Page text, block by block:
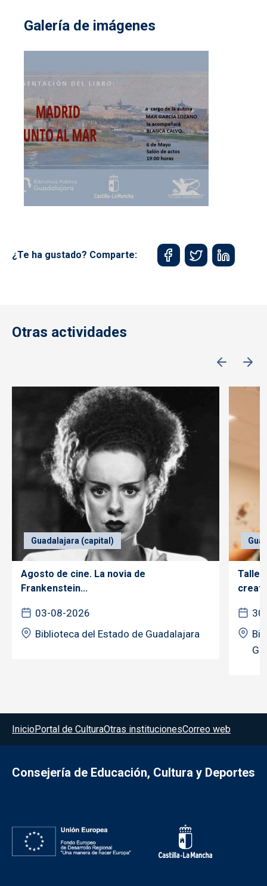
Galería de imágenes
¿Te ha gustado? Comparte:
Otras actividades
Guadalajara (capital)
Agosto de cine. La novia de
Frankenstein...
03-08-2026
Biblioteca del Estado de Guadalajara
Taller
Menú del pie
InicioPortal de CulturaOtras institucionesCorreo web
Consejería de Educación, Cultura y Deportes